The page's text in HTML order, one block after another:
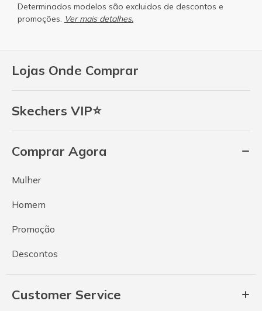
Lojas Onde Comprar
Skechers VIP⭐
Comprar Agora
Mulher
Homem
Promoção
Descontos
Customer Service
Determinados modelos são excluidos de descontos e
promoções. Ver mais detalhes.